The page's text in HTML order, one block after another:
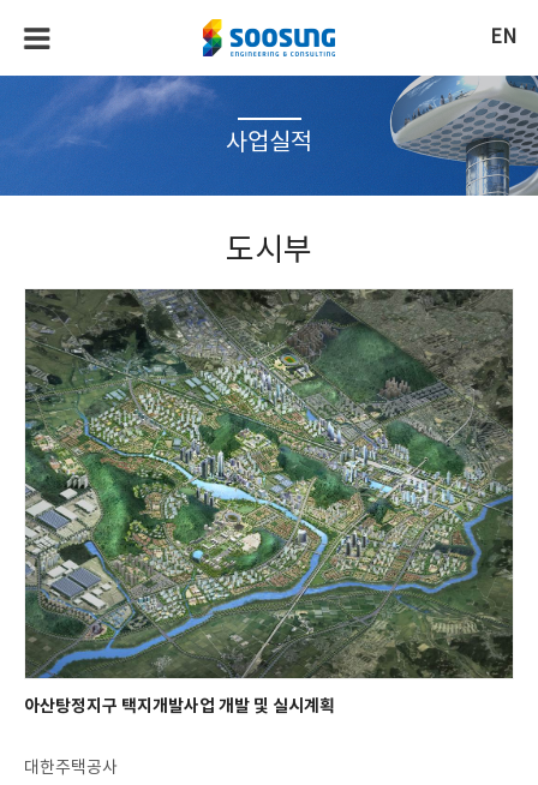
EN
사업실적
도시부
아산탕정지구 택지개발사업 개발 및 실시계획
대한주택공사